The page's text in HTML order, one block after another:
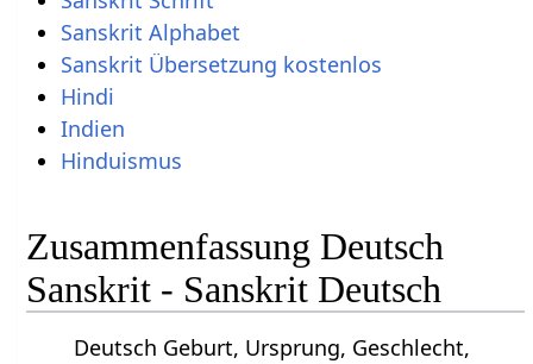
Sanskrit Alphabet
Sanskrit Übersetzung kostenlos
Hindi
Indien
Hinduismus
Zusammenfassung Deutsch
Sanskrit - Sanskrit Deutsch
Deutsch Geburt, Ursprung, Geschlecht,